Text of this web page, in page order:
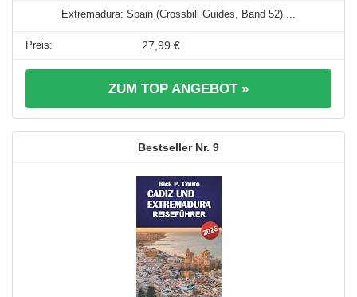
Extremadura: Spain (Crossbill Guides, Band 52) ...
27,99 €
ZUM TOP ANGEBOT »
9